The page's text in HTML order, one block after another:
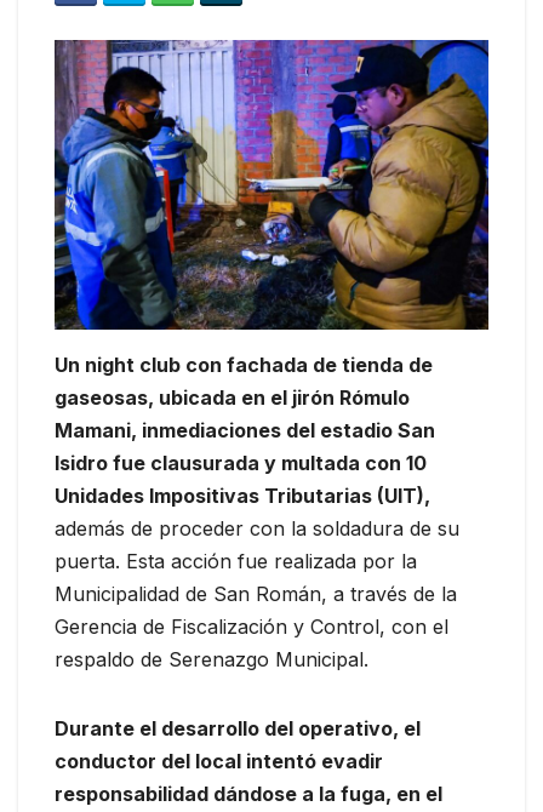
Un night club con fachada de tienda de
gaseosas, ubicada en el jirón Rómulo
Mamani, inmediaciones del estadio San
Isidro fue clausurada y multada con 10
Unidades Impositivas Tributarias (UIT),
además de proceder con la soldadura de su
puerta. Esta acción fue realizada por la
Municipalidad de San Román, a través de la
Gerencia de Fiscalización y Control, con el
respaldo de Serenazgo Municipal.
Durante el desarrollo del operativo, el
conductor del local intentó evadir
responsabilidad dándose a la fuga, en el